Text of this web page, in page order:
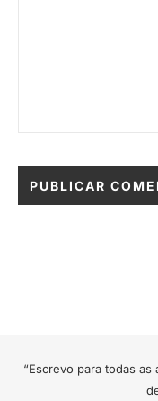
“Escrevo para todas